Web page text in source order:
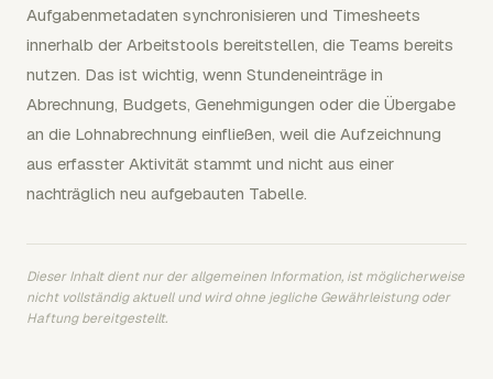
Aufgabenmetadaten synchronisieren und Timesheets
innerhalb der Arbeitstools bereitstellen, die Teams bereits
nutzen. Das ist wichtig, wenn Stundeneinträge in
Abrechnung, Budgets, Genehmigungen oder die Übergabe
an die Lohnabrechnung einfließen, weil die Aufzeichnung
aus erfasster Aktivität stammt und nicht aus einer
nachträglich neu aufgebauten Tabelle.
Dieser Inhalt dient nur der allgemeinen Information, ist möglicherweise
nicht vollständig aktuell und wird ohne jegliche Gewährleistung oder
Haftung bereitgestellt.